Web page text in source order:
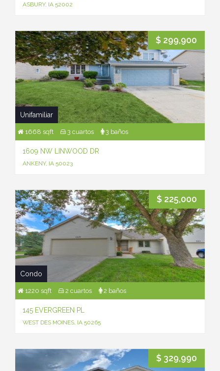
ASBURY, IA 52002
$ 299,900
Unifamiliar
1668 sqft 3 cuartos 3 baños
1609 NW LINWOOD DR
ANKENY, IA 50023
$ 225,000
Condo
1220 sqft 2 cuartos 2 baños
145 EVERGREEN PL
WEST DES MOINES, IA 50265
$ 329,990